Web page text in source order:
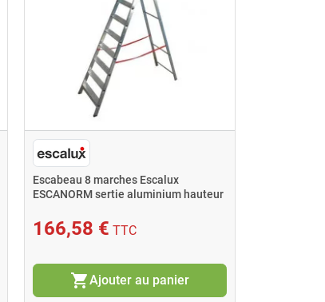
Escabeau 8 marches Escalux
ESCANORM sertie aluminium hauteur
166,58 € TTC
shopping_cartAjouter au panier